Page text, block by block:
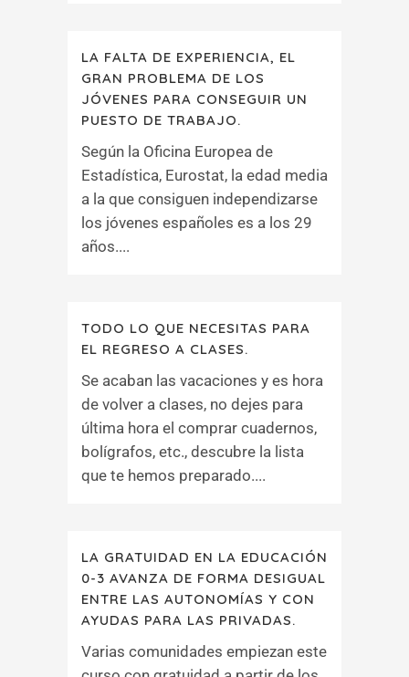
LA FALTA DE EXPERIENCIA, EL
GRAN PROBLEMA DE LOS
JÓVENES PARA CONSEGUIR UN
PUESTO DE TRABAJO.
Según la Oficina Europea de
Estadística, Eurostat, la edad media
a la que consiguen independizarse
los jóvenes españoles es a los 29
años....
TODO LO QUE NECESITAS PARA
EL REGRESO A CLASES.
Se acaban las vacaciones y es hora
de volver a clases, no dejes para
última hora el comprar cuadernos,
bolígrafos, etc., descubre la lista
que te hemos preparado....
LA GRATUIDAD EN LA EDUCACIÓN
0-3 AVANZA DE FORMA DESIGUAL
ENTRE LAS AUTONOMÍAS Y CON
AYUDAS PARA LAS PRIVADAS.
Varias comunidades empiezan este